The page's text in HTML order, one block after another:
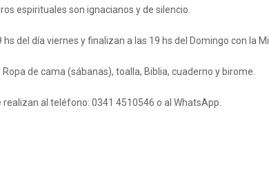
espirituales son ignacianos y de silencio.
del día viernes y finalizan a las 19 hs del Domingo con la
de cama (sábanas), toalla, Biblia, cuaderno y birome.
al teléfono: 0341 4510546 o al WhatsApp.